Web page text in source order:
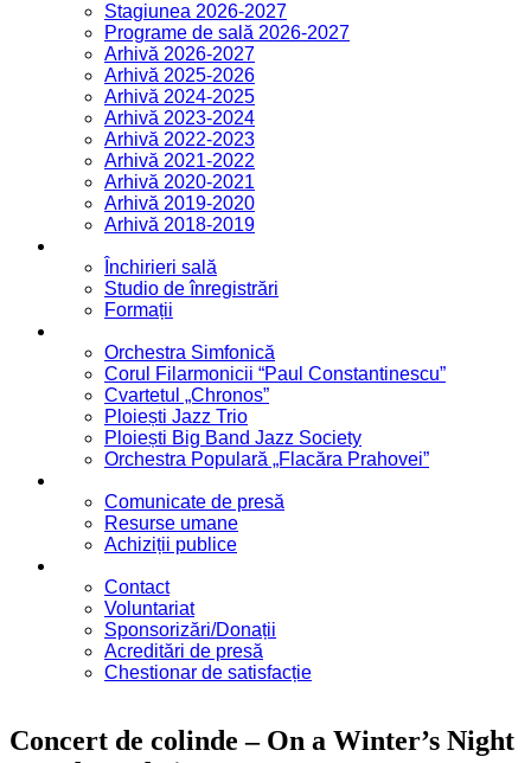
Stagiunea 2026-2027
Programe de sală 2026-2027
Arhivă 2026-2027
Arhivă 2025-2026
Arhivă 2024-2025
Arhivă 2023-2024
Arhivă 2022-2023
Arhivă 2021-2022
Arhivă 2020-2021
Arhivă 2019-2020
Arhivă 2018-2019
Închirieri sală
Studio de înregistrări
Formații
Orchestra Simfonică
Corul Filarmonicii “Paul Constantinescu”
Cvartetul „Chronos”
Ploiești Jazz Trio
Ploiești Big Band Jazz Society
Orchestra Populară „Flacăra Prahovei”
Comunicate de presă
Resurse umane
Achiziții publice
Contact
Voluntariat
Sponsorizări/Donații
Acreditări de presă
Chestionar de satisfacție
Concert de colinde – On a Winter’s Night